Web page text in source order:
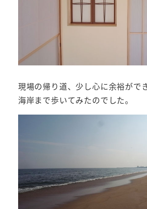
現場の帰り道、少し心に余裕がで
海岸まで歩いてみたのでした。